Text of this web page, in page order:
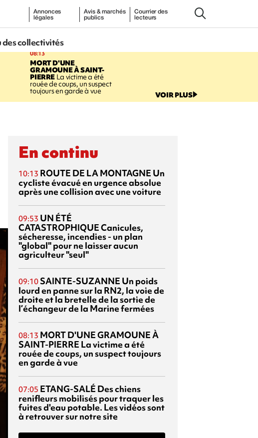
Annonces
légales
Avis & marchés
publics
Courrier des
lecteurs
des collectivités
08:13
MORT D'UNE
GRAMOUNE À SAINT-
PIERRE La victime a été
rouée de coups, un suspect
toujours en garde à vue VOIR PLUS
En continu
10:13 ROUTE DE LA MONTAGNE Un
cycliste évacué en urgence absolue
après une collision avec une voiture
09:53 UN ÉTÉ
CATASTROPHIQUECanicules,
sécheresse, incendies - un plan
"global" pour ne laisser aucun
agriculteur "seul"
09:10 SAINTE-SUZANNE Un poids
lourd en panne sur la RN2, la voie de
droite et la bretelle de la sortie de
l’échangeur de la Marine fermées
08:13 MORT D'UNE GRAMOUNE À
SAINT-PIERRE La victime a été
rouée de coups, un suspect toujours
en garde à vue
07:05 ETANG-SALÉ Des chiens
renifleurs mobilisés pour traquer les
fuites d'eau potable. Les vidéos sont
à retrouver sur notre site